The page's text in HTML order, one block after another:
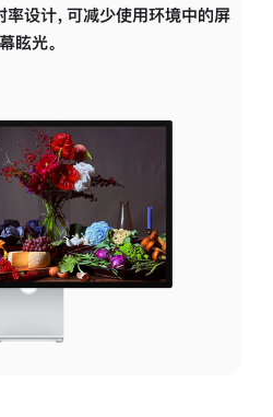
设计，可减少使用环境中的屏
幕眩光。